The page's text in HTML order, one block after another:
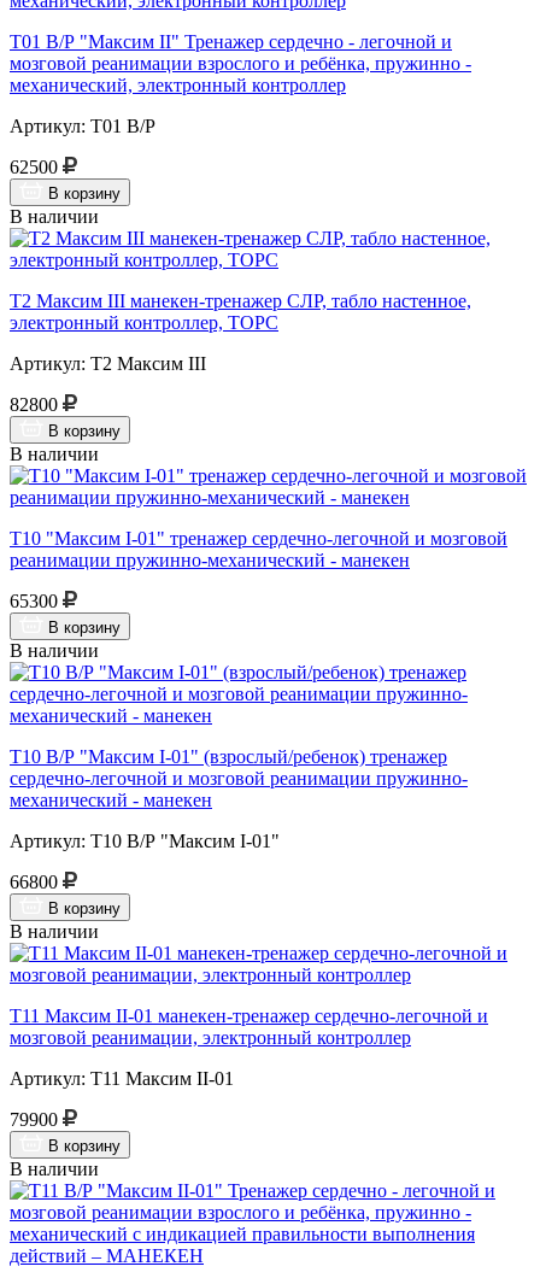
Т01 В/Р "Максим II" Тренажер сердечно - легочной и
мозговой реанимации взрослого и ребёнка, пружинно -
механический, электронный контроллер
Артикул: Т01 В/Р
62500
В корзину
В наличии
Т2 Максим III манекен-тренажер СЛР, табло настенное,
электронный контроллер, ТОРС
Артикул: Т2 Максим III
82800
В корзину
В наличии
Т10 "Максим I-01" тренажер сердечно-легочной и мозговой
реанимации пружинно-механический - манекен
65300
В корзину
В наличии
Т10 В/Р "Максим I-01" (взрослый/ребенок) тренажер
сердечно-легочной и мозговой реанимации пружинно-
механический - манекен
Артикул: Т10 В/Р "Максим I-01"
66800
В корзину
В наличии
Т11 Максим II-01 манекен-тренажер сердечно-легочной и
мозговой реанимации, электронный контроллер
Артикул: Т11 Максим II-01
79900
В корзину
В наличии